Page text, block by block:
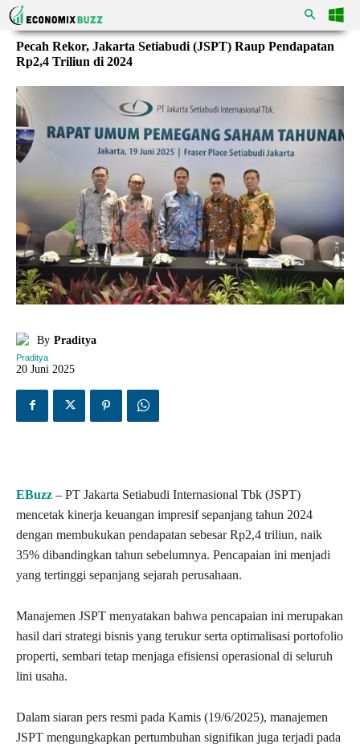
Pecah Rekor, Jakarta Setiabudi (JSPT) Raup Pendapatan
Rp2,4 Triliun di 2024
By Praditya
20 Juni 2025
EBuzz – PT Jakarta Setiabudi Internasional Tbk (JSPT)
mencetak kinerja keuangan impresif sepanjang tahun 2024
dengan membukukan pendapatan sebesar Rp2,4 triliun, naik
35% dibandingkan tahun sebelumnya. Pencapaian ini menjadi
yang tertinggi sepanjang sejarah perusahaan.
Manajemen JSPT menyatakan bahwa pencapaian ini merupakan
hasil dari strategi bisnis yang terukur serta optimalisasi portofolio
properti, sembari tetap menjaga efisiensi operasional di seluruh
lini usaha.
Dalam siaran pers resmi pada Kamis (19/6/2025), manajemen
JSPT mengungkapkan pertumbuhan signifikan juga terjadi pada